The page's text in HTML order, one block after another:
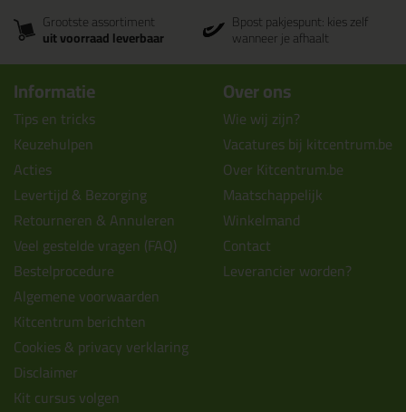
Grootste assortiment
uit voorraad leverbaar
Bpost pakjespunt: kies zelf
wanneer je afhaalt
Informatie
Tips en tricks
Keuzehulpen
Acties
Levertijd & Bezorging
Retourneren & Annuleren
Veel gestelde vragen (FAQ)
Bestelprocedure
Algemene voorwaarden
Kitcentrum berichten
Cookies & privacy verklaring
Disclaimer
Kit cursus volgen
Over ons
Wie wij zijn?
Vacatures bij kitcentrum.be
Over Kitcentrum.be
Maatschappelijk
Winkelmand
Contact
Leverancier worden?